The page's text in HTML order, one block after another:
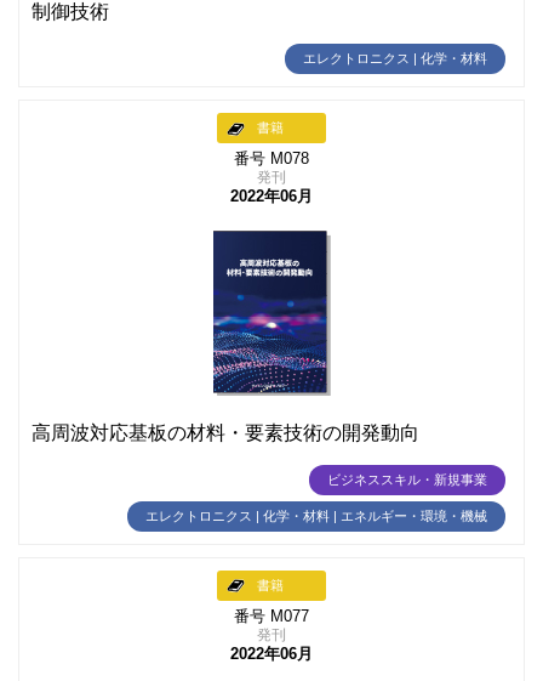
制御技術
エレクトロニクス | 化学・材料
書籍
番号 M078
発刊
2022年06月
高周波対応基板の材料・要素技術の開発動向
ビジネススキル・新規事業
エレクトロニクス | 化学・材料 | エネルギー・環境・機械
書籍
番号 M077
発刊
2022年06月